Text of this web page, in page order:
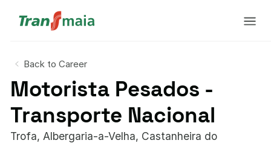
Back to Career
Motorista Pesados -
Transporte Nacional
Trofa, Albergaria-a-Velha, Castanheira do